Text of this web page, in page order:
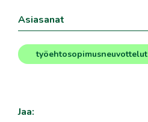
Asiasanat
työehtosopimusneuvottelut
Jaa: